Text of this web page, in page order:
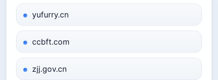
yufurry.cn
ccbft.com
zjj.gov.cn